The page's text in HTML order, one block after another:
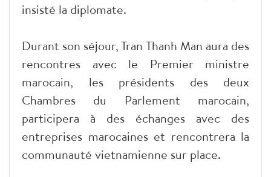
insisté la diplomate.
Durant son séjour, Tran Thanh Man aura des
rencontres avec le Premier ministre
marocain, les présidents des deux
Chambres du Parlement marocain,
participera à des échanges avec des
entreprises marocaines et rencontrera la
communauté vietnamienne sur place.